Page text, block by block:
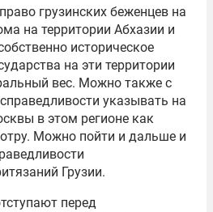
грузинских беженцев на
на территории Абхазии и
историческое
на эти территории
вес. Можно также с
указывать на
в этом регионе как
Можно пойти и дальше и
Грузии.
перед